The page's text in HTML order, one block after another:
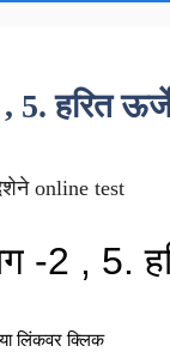
, 5. हरित
online test